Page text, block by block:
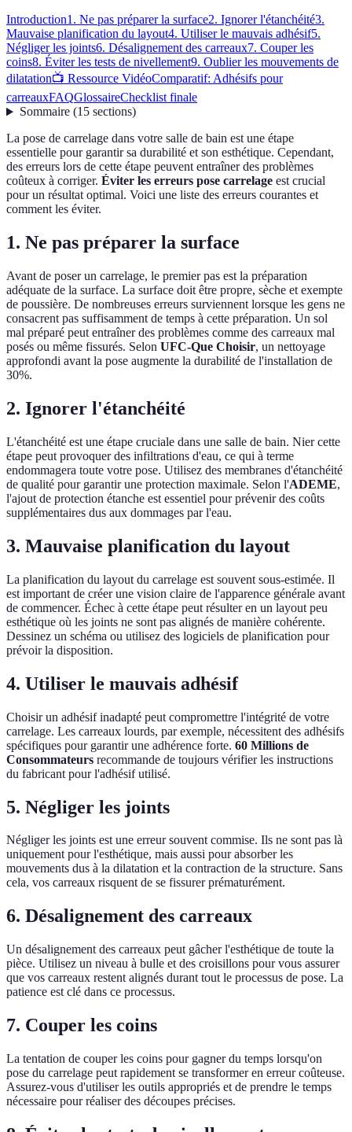
Introduction1. Ne pas préparer la surface2. Ignorer l'étanchéité3.
Mauvaise planification du layout4. Utiliser le mauvais adhésif5.
Négliger les joints6. Désalignement des carreaux7. Couper les
coins8. Éviter les tests de nivellement9. Oublier les mouvements de
dilatation📺 Ressource VidéoComparatif: Adhésifs pour
carreauxFAQGlossaireChecklist finale
Sommaire(15 sections)
La pose de carrelage dans votre salle de bain est une étape
essentielle pour garantir sa durabilité et son esthétique. Cependant,
des erreurs lors de cette étape peuvent entraîner des problèmes
coûteux à corriger. Éviter les erreurs pose carrelage est crucial
pour un résultat optimal. Voici une liste des erreurs courantes et
comment les éviter.
1. Ne pas préparer la surface
Avant de poser un carrelage, le premier pas est la préparation
adéquate de la surface. La surface doit être propre, sèche et exempte
de poussière. De nombreuses erreurs surviennent lorsque les gens ne
consacrent pas suffisamment de temps à cette préparation. Un sol
mal préparé peut entraîner des problèmes comme des carreaux mal
posés ou même fissurés. Selon UFC-Que Choisir, un nettoyage
approfondi avant la pose augmente la durabilité de l'installation de
30%.
2. Ignorer l'étanchéité
L'étanchéité est une étape cruciale dans une salle de bain. Nier cette
étape peut provoquer des infiltrations d'eau, ce qui à terme
endommagera toute votre pose. Utilisez des membranes d'étanchéité
de qualité pour garantir une protection maximale. Selon l'ADEME,
l'ajout de protection étanche est essentiel pour prévenir des coûts
supplémentaires dus aux dommages par l'eau.
3. Mauvaise planification du layout
La planification du layout du carrelage est souvent sous-estimée. Il
est important de créer une vision claire de l'apparence générale avant
de commencer. Échec à cette étape peut résulter en un layout peu
esthétique où les joints ne sont pas alignés de manière cohérente.
Dessinez un schéma ou utilisez des logiciels de planification pour
prévoir la disposition.
4. Utiliser le mauvais adhésif
Choisir un adhésif inadapté peut compromettre l'intégrité de votre
carrelage. Les carreaux lourds, par exemple, nécessitent des adhésifs
spécifiques pour garantir une adhérence forte. 60 Millions de
Consommateurs recommande de toujours vérifier les instructions
du fabricant pour l'adhésif utilisé.
5. Négliger les joints
Négliger les joints est une erreur souvent commise. Ils ne sont pas là
uniquement pour l'esthétique, mais aussi pour absorber les
mouvements dus à la dilatation et la contraction de la structure. Sans
cela, vos carreaux risquent de se fissurer prématurément.
6. Désalignement des carreaux
Un désalignement des carreaux peut gâcher l'esthétique de toute la
pièce. Utilisez un niveau à bulle et des croisillons pour vous assurer
que vos carreaux restent alignés durant tout le processus de pose. La
patience est clé dans ce processus.
7. Couper les coins
La tentation de couper les coins pour gagner du temps lorsqu'on
pose du carrelage peut rapidement se transformer en erreur coûteuse.
Assurez-vous d'utiliser les outils appropriés et de prendre le temps
nécessaire pour réaliser des découpes précises.